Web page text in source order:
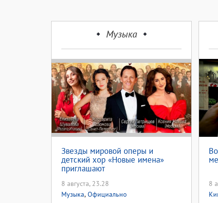
Музыка
Звезды мировой оперы и
детский хор «Новые имена»
приглашают
8 августа, 23.28
Музыка, Официально
8